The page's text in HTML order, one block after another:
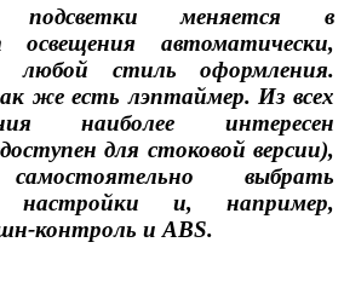
подсветки меняется в
автоматически,
стиль оформления.
же есть лэптаймер. Из всех
наиболее интересен
для стоковой версии),
выбрать
настройки и, например,
контроль и ABS.